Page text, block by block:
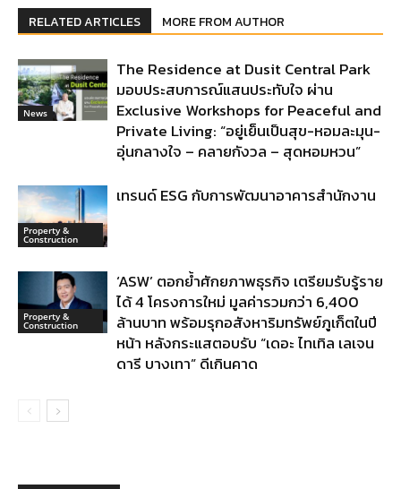
RELATED ARTICLES MORE FROM AUTHOR
News
The Residence at Dusit Central Park
มอบประสบการณ์แสนประทับใจ ผ่าน
Exclusive Workshops for Peaceful and
Private Living: “อยู่เย็นเป็นสุข-หอมละมุน-
อุ่นกลางใจ – คลายกังวล – สุดหอมหวน”
Property &
Construction
เทรนด์ ESG กับการพัฒนาอาคารสำนักงาน
Property &
Construction
‘ASW’ ตอกย้ำศักยภาพธุรกิจ เตรียมรับรู้ราย
ได้ 4 โครงการใหม่ มูลค่ารวมกว่า 6,400
ล้านบาท พร้อมรุกอสังหาริมทรัพย์ภูเก็ตในปี
หน้า หลังกระแสตอบรับ “เดอะ ไทเทิล เลเจน
ดารี บางเทา” ดีเกินคาด